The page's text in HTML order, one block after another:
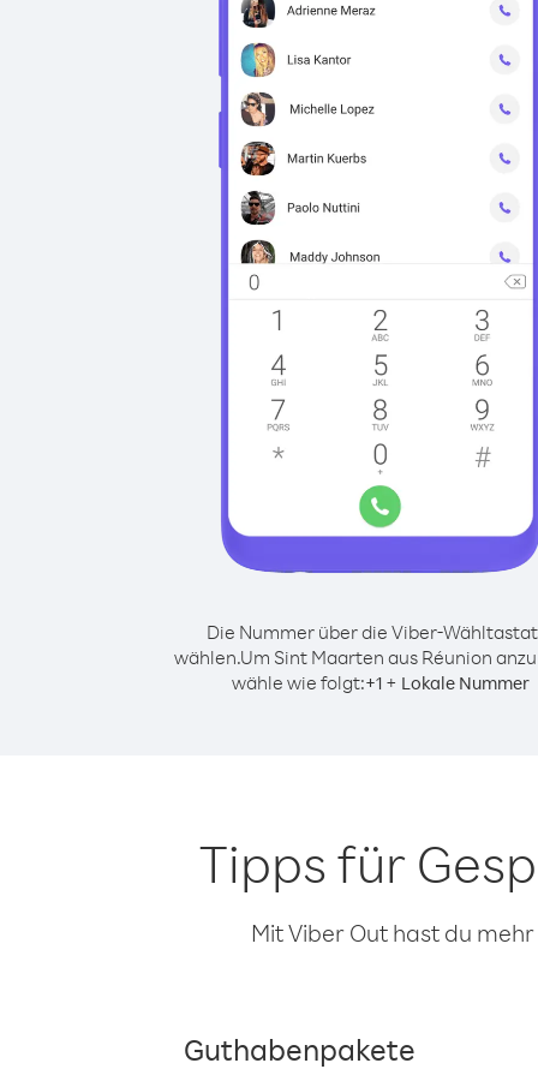
Die Nummer über die Viber-
wählen.Um Sint Maarten aus Réunion
wähle wie folgt:+1 + Lokale Nummer
Tipps für
Mit Viber Out hast du
Guthabenpakete